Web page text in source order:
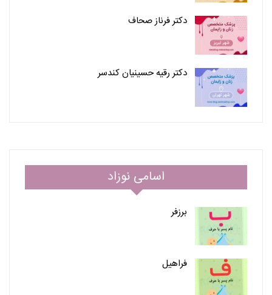
دکتر فرناز صحاف
دکتر رقیه حسینیان کندسر
اسامی نوزاد
برزفر
فراهیل